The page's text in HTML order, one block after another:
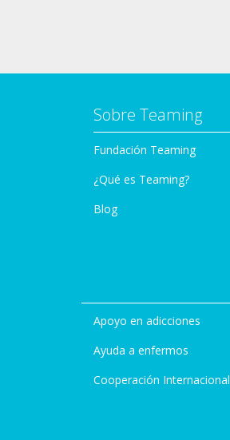
Sobre Teaming
Fundación Teaming
¿Qué es Teaming?
Blog
Apoyo en adicciones
Ayuda a enfermos
Cooperación Internacional